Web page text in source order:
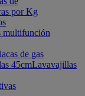
por Kg
multifunción
de gas
45cmLavavajillas